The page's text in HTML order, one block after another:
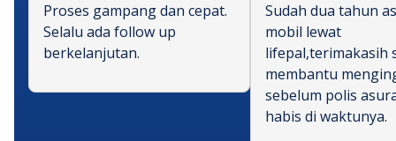
Proses gampang dan cepat.
Selalu ada follow up
berkelanjutan.
Sudah dua tahun
mobil lewat
lifepal,terimakasih
membantu
sebelum polis
habis di waktunya.